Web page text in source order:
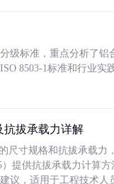
级标准，重点分析了铝
8503-1标准和行业实
抗拔承载力详解
尺寸规格和抗拔承载
）提供抗拔承载力计算
议，适用于工程技术人